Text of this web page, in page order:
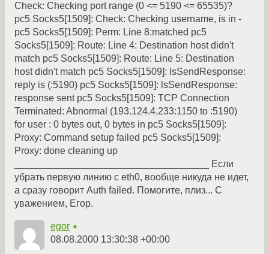
Check: Checking port range (0 <= 5190 <= 65535)?
pc5 Socks5[1509]: Check: Checking username, is in -
pc5 Socks5[1509]: Perm: Line 8:matched pc5
Socks5[1509]: Route: Line 4: Destination host didn't
match pc5 Socks5[1509]: Route: Line 5: Destination
host didn't match pc5 Socks5[1509]: lsSendResponse:
reply is (:5190) pc5 Socks5[1509]: lsSendResponse:
response sent pc5 Socks5[1509]: TCP Connection
Terminated: Abnormal (193.124.4.233:1150 to :5190)
for user : 0 bytes out, 0 bytes in pc5 Socks5[1509]:
Proxy: Command setup failed pc5 Socks5[1509]:
Proxy: done cleaning up
____________________________________ Если
убрать первую линию c eth0, вообще никуда не идет,
а сразу говорит Auth failed. Помогите, плиз... С
уважением, Егор.
egor ★
08.08.2000 13:30:38 +00:00